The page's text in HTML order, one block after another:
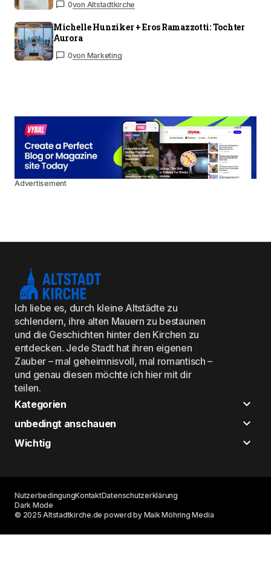
0von Altstadtkirche
Michelle Hunziker + Eros Ramazzotti: Tochter
Aurora
0von Marketing
Advertisement
Ich liebe es, durch kleine Altstädte zu
schlendern, ihre alten Mauern zu bestaunen
und die Geschichten hinter den Kirchen zu
entdecken. Jede Stadt hat ihren eigenen
Zauber – mal geheimnisvoll, mal romantisch –
und genau diesen möchte ich hier mit dir
teilen.
Kategorien
unbedingt anschauen
Wichtig
© 2025 Altstadtkirche.de powerd by Maik Möhring Media
NutzerbedingungKontaktDatenschutzerklärung
Dark Mode